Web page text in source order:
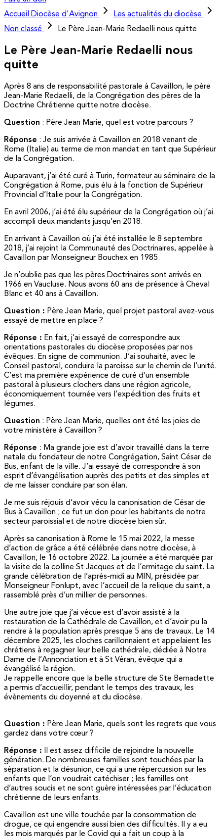
Accueil
Diocèse d'Avignon
Les actualités du diocèse
Non classé
Le Père Jean-Marie Redaelli nous quitte
Le Père Jean-Marie Redaelli nous
quitte
Après 8 ans de responsabilité pastorale à Cavaillon, le père
Jean-Marie Redaelli, de la Congrégation des pères de la
Doctrine Chrétienne quitte notre diocèse.
Question : Père Jean Marie, quel est votre parcours ?
Réponse : Je suis arrivée à Cavaillon en 2018 venant de
Rome (Italie) au terme de mon mandat en tant que Supérieur
de la Congrégation.
Auparavant, j’ai été curé à Turin, formateur au séminaire de la
Congrégation à Rome, puis élu à la fonction de Supérieur
Provincial d’Italie pour la Congrégation.
En avril 2006, j’ai été élu supérieur de la Congrégation où j’ai
accompli deux mandants jusqu’en 2018.
En arrivant à Cavaillon où j’ai été installée le 8 septembre
2018, j’ai rejoint la Communauté des Doctrinaires, appelée à
Cavaillon par Monseigneur Bouchex en 1985.
Je n’oublie pas que les pères Doctrinaires sont arrivés en
1966 en Vaucluse. Nous avons 60 ans de présence à Cheval
Blanc et 40 ans à Cavaillon.
Question : Père Jean Marie, quel projet pastoral avez-vous
essayé de mettre en place ?
Réponse : En fait, j’ai essayé de correspondre aux
orientations pastorales du diocèse proposées par nos
évêques. En signe de communion. J’ai souhaité, avec le
Conseil pastoral, conduire la paroisse sur le chemin de l’unité.
C’est ma première expérience de curé d’un ensemble
pastoral à plusieurs clochers dans une région agricole,
économiquement tournée vers l’expédition des fruits et
légumes.
Question : Père Jean Marie, quelles ont été les joies de
votre ministère à Cavaillon ?
Réponse : Ma grande joie est d’avoir travaillé dans la terre
natale du fondateur de notre Congrégation, Saint César de
Bus, enfant de la ville. J’ai essayé de correspondre à son
esprit d’évangélisation auprès des petits et des simples et
de me laisser conduire par son élan.
Je me suis réjouis d’avoir vécu la canonisation de César de
Bus à Cavaillon ; ce fut un don pour les habitants de notre
secteur paroissial et de notre diocèse bien sûr.
Après sa canonisation à Rome le 15 mai 2022, la messe
d’action de grâce a été célébrée dans notre diocèse, à
Cavaillon, le 16 octobre 2022. La journée a été marquée par
la visite de la colline St Jacques et de l’ermitage du saint. La
grande célébration de l’après-midi au MIN, présidée par
Monseigneur Fonlupt, avec l’accueil de la relique du saint, a
rassemblé près d’un millier de personnes.
Une autre joie que j’ai vécue est d’avoir assisté à la
restauration de la Cathédrale de Cavaillon, et d’avoir pu la
rendre à la population après presque 5 ans de travaux. Le 14
décembre 2025, les cloches carillonnaient et appelaient les
chrétiens à regagner leur belle cathédrale, dédiée à Notre
Dame de l’Annonciation et à St Véran, évêque qui a
évangélisé la région.
Je rappelle encore que la belle structure de Ste Bernadette
a permis d’accueillir, pendant le temps des travaux, les
évènements du doyenné et du diocèse.
Question : Père Jean Marie, quels sont les regrets que vous
gardez dans votre cœur ?
Réponse : Il est assez difficile de rejoindre la nouvelle
génération. De nombreuses familles sont touchées par la
séparation et la désunion, ce qui a une répercussion sur les
enfants que l’on voudrait catéchiser ; les familles ont
d’autres soucis et ne sont guère intéressées par l’éducation
chrétienne de leurs enfants.
Cavaillon est une ville touchée par la consommation de
drogue, ce qui engendre aussi bien des difficultés. Il y a eu
les mois marqués par le Covid qui a fait un coup à la